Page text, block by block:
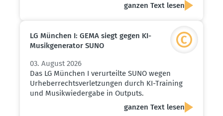
ganzen Text lesen
LG München I: GEMA siegt gegen KI-
Musik­ge­ne­rator SUNO
03. August 2026
Das LG München I verurteilte SUNO wegen
Urheberrechtsverletzungen durch KI-Training
und Musikwiedergabe in Outputs.
ganzen Text lesen